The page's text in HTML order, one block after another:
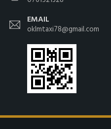
EMAIL
oklmtaxi78@gmail.com